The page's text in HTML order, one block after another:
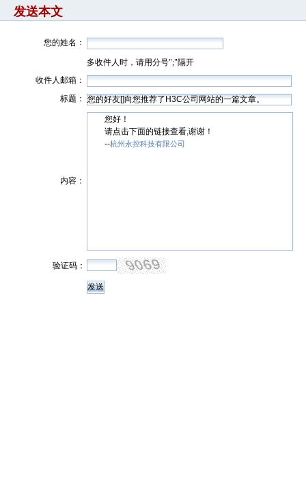
发送本文
您的姓名：
多收件人时，请用分号";"隔开
收件人邮箱：
标题：
内容：
您好！
请点击下面的链接查看,谢谢！
--杭州永控科技有限公司
验证码：